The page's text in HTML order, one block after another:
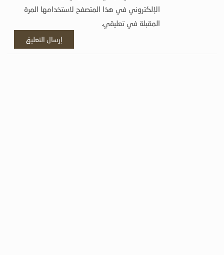
الإلكتروني في هذا المتصفح لاستخدامها المرة
المقبلة في تعليقي.